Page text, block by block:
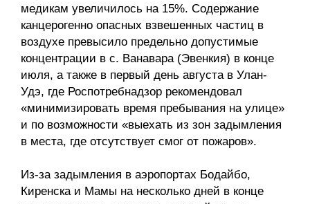
Квартальный прогноз
Краткосрочный прогноз
Оценка индекса промышленного
производства
Российская Система Климатического
Мониторинга
Центр «Климатическая политика и
экономика России»
медикам увеличилось на 15%. Содержание
канцерогенно опасных взвешенных частиц в
воздухе превысило предельно допустимые
концентрации в с. Ванавара (Эвенкия) в конце
июля, а также в первый день августа в Улан-
Удэ, где Роспотребнадзор рекомендовал
«минимизировать время пребывания на улице»
и по возможности «выехать из зон задымления
в места, где отсутствует смог от пожаров».
Из-за задымления в аэропортах Бодайбо,
Киренска и Мамы на несколько дней в конце